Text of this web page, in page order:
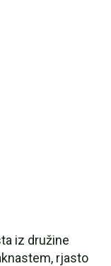
iz družine
rjasto